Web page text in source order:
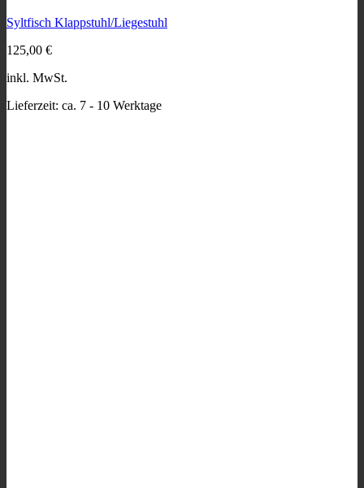
Varianten
Die
können
auf
der
Syltfisch Klappstuhl/Liegestuhl
125,00 €
inkl. MwSt.
Lieferzeit: ca. 7 - 10 Werktage